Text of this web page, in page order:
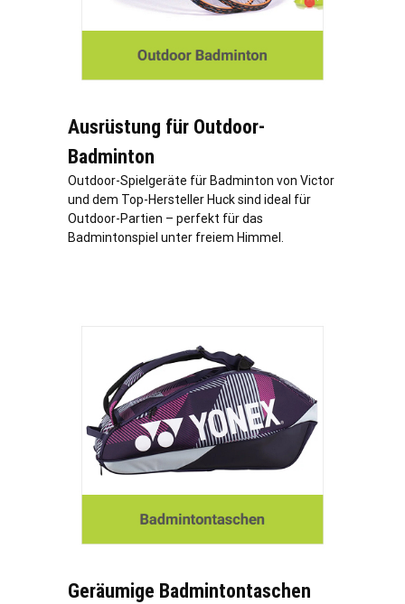
Ausrüstung für Outdoor-
Badminton
Outdoor-Spielgeräte für Badminton von Victor
und dem Top-Hersteller Huck sind ideal für
Outdoor-Partien – perfekt für das
Badmintonspiel unter freiem Himmel.
Geräumige Badmintontaschen